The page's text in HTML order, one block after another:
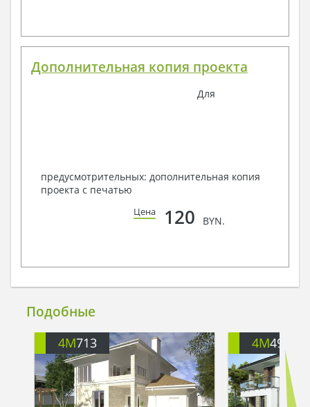
Дополнительная копия проекта
Для
предусмотрительных: дополнительная копия
проекта с печатью
Цена 120 BYN.
Подобные
4M713 4M499